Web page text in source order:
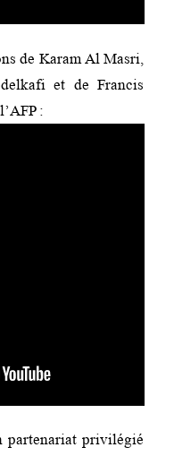
de Karam Al Masri,
et de Francis
:
partenariat privilégié